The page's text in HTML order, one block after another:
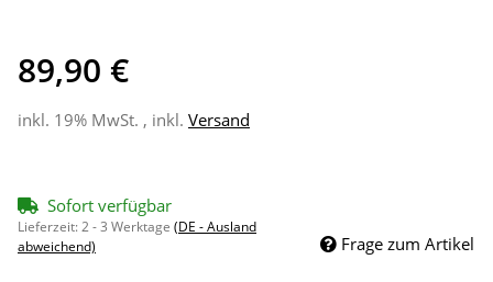
89,90 €
inkl. 19% MwSt. , inkl. Versand
Sofort verfügbar
Lieferzeit:2 - 3 Werktage (DE - Ausland
abweichend)
Frage zum Artikel